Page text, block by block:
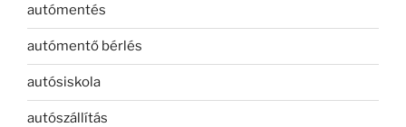
autómentés
autómentő bérlés
autósiskola
autószállítás